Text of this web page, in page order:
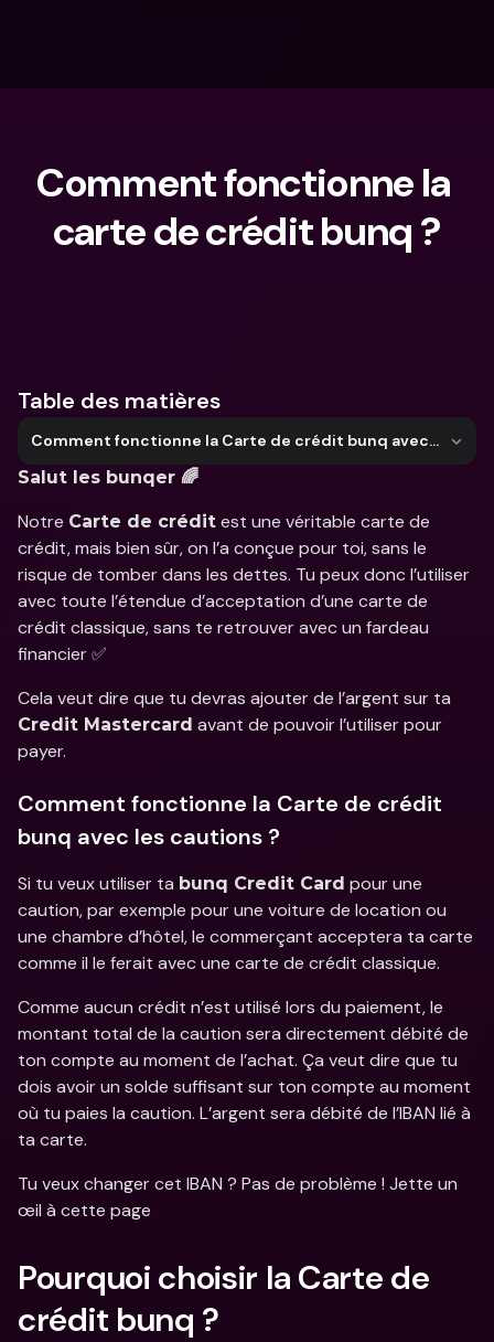
Comment fonctionne la
carte de crédit bunq ?
Table des matières
Comment fonctionne la Carte de crédit bunq avec les cautions ?
Salut les bunqer 🌈
Notre Carte de crédit est une véritable carte de
crédit, mais bien sûr, on l’a conçue pour toi, sans le
risque de tomber dans les dettes. Tu peux donc l’utiliser
avec toute l’étendue d’acceptation d’une carte de
crédit classique, sans te retrouver avec un fardeau
financier ✅
Credit Mastercard avant de pouvoir l’utiliser pour
payer.
Comment fonctionne la Carte de crédit
bunq avec les cautions ?
Si tu veux utiliser ta bunq Credit Card pour une
caution, par exemple pour une voiture de location ou
une chambre d’hôtel, le commerçant acceptera ta carte
comme il le ferait avec une carte de crédit classique.
Comme aucun crédit n’est utilisé lors du paiement, le
montant total de la caution sera directement débité de
ton compte au moment de l’achat. Ça veut dire que tu
dois avoir un solde suffisant sur ton compte au moment
où tu paies la caution. L’argent sera débité de l’IBAN lié à
ta carte.
Tu veux changer cet IBAN ? Pas de problème ! Jette un
œil à cette page
Pourquoi choisir la Carte de
crédit bunq ?